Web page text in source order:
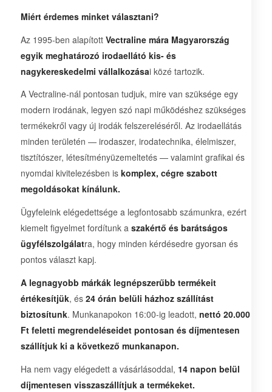
Miért érdemes minket választani?
Az 1995-ben alapított Vectraline mára Magyarország
egyik meghatározó irodaellátó kis- és
nagykereskedelmi vállalkozásai közé tartozik.
A Vectraline-nál pontosan tudjuk, mire van szüksége egy
modern irodának, legyen szó napi működéshez szükséges
termékekről vagy új irodák felszereléséről. Az irodaellátás
minden területén — irodaszer, irodatechnika, élelmiszer,
tisztítószer, létesítményüzemeltetés — valamint grafikai és
nyomdai kivitelezésben is komplex, cégre szabott
megoldásokat kínálunk.
Ügyfeleink elégedettsége a legfontosabb számunkra, ezért
kiemelt figyelmet fordítunk a szakértő és barátságos
ügyfélszolgálatra, hogy minden kérdésedre gyorsan és
pontos választ kapj.
A legnagyobb márkák legnépszerűbb termékeit
értékesítjük, és 24 órán belüli házhoz szállítást
biztosítunk. Munkanapokon 16:00-ig leadott, nettó 20.000
Ft feletti megrendeléseidet pontosan és díjmentesen
szállítjuk ki a következő munkanapon.
Ha nem vagy elégedett a vásárlásoddal, 14 napon belül
díjmentesen visszaszállítjuk a termékeket.